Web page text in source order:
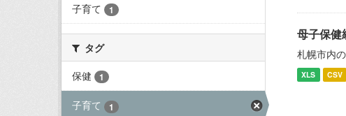
子育て 1
タグ
保健
1
子育て 1
母子保健
札幌市内
XLS CSV